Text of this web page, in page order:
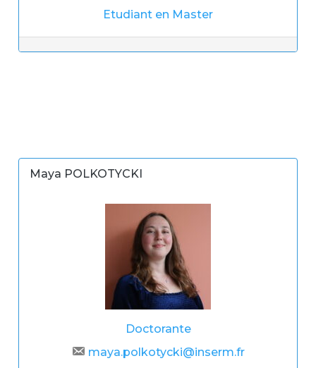
Etudiant en Master
Maya POLKOTYCKI
Doctorante
maya.polkotycki@inserm.fr